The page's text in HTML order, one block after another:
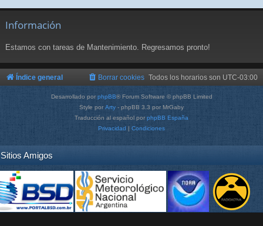
Información
Estamos con tareas de Mantenimiento. Regresamos pronto!
Índice general Todos los horarios son UTC-03:00
Borrar cookies
Desarrollado por phpBB® Forum Software © phpBB Limited
Style por Arty - phpBB 3.3 por MrGaby
Traducción al español por phpBB España
Privacidad | Condiciones
Sitios Amigos